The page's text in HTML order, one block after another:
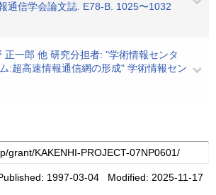
通信学会論文誌. E78-B. 1025〜1032
正一郎 他 研究分担者: "学術情報センタ
:超高速情報通信網の形成" 学術情報セン
1997-03-04 Modified: 2025-11-17